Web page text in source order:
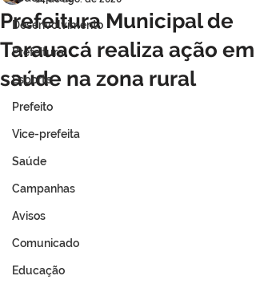
Desenvolvimento
Prefeitura
Esporte
Prefeito
Vice-prefeita
Saúde
Campanhas
Avisos
Comunicado
Educação
Prefeitura Municipal de
Tarauacá realiza ação em
saúde na zona rural